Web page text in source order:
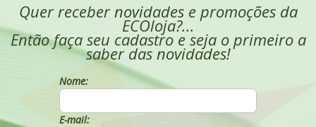
Quer receber novidades e promoções da
ECOloja?...
Então faça seu cadastro e seja o primeiro a
saber das novidades!
Nome:
E-mail: